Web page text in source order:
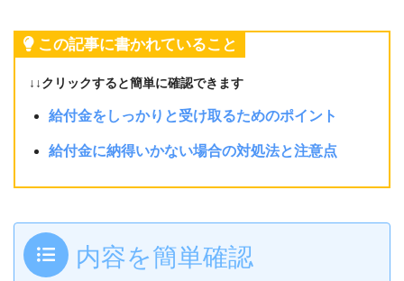
この記事に書かれていること
↓↓クリックすると簡単に確認できます
給付金をしっかりと受け取るためのポイント
給付金に納得いかない場合の対処法と注意点
内容を簡単確認